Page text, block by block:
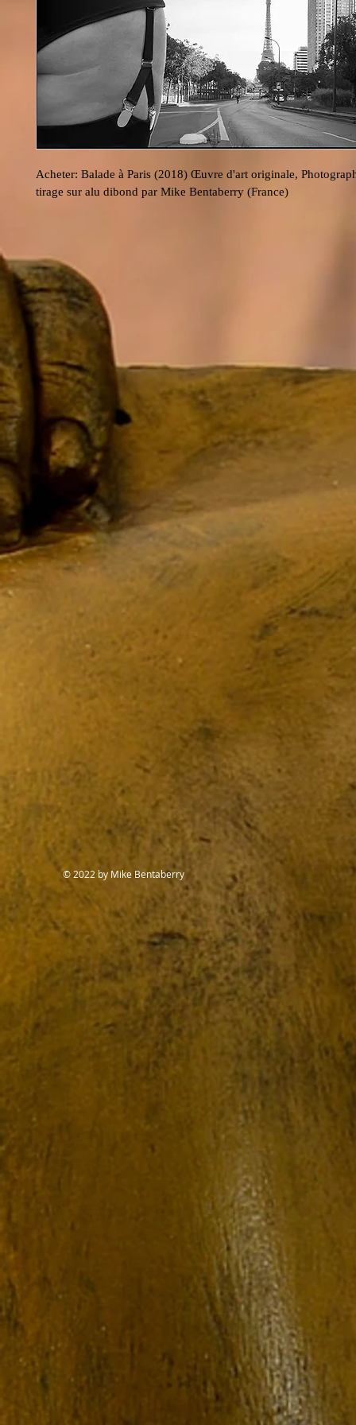
Acheter: Balade à Paris (2018) Œuvre d'art originale,
tirage sur alu dibond par Mike Bentaberry (France)
© 2022 by Mike Bentaberry